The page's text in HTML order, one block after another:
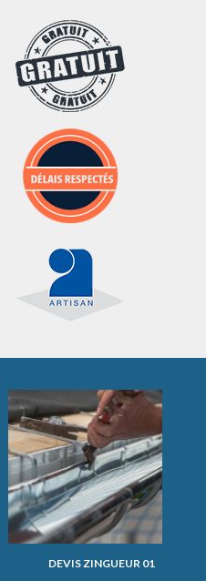
DEVIS ZINGUEUR 01